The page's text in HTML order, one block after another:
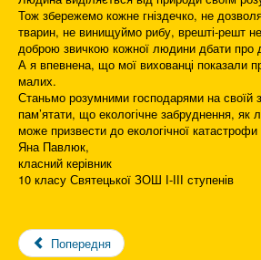
Тож збережемо кожне гніздечко, не
тварин, не винищуймо рибу, врешті-решт
доброю звичкою кожної людини дбати про
А я впевнена, що мої вихованці показали
малих.
Станьмо розумними господарями на своїй
пам’ятати, що екологічне забруднення, як
може призвести до екологічної катастрофи
Яна Павлюк,
класний керівник
10 класу Святецької ЗОШ І-ІІІ ступенів
Попередня